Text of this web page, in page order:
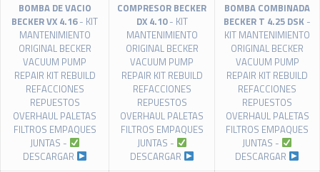
BOMBA DE VACIO
BECKER VX 4.16- KIT
MANTENIMIENTO
ORIGINAL BECKER
VACUUM PUMP
REPAIR KIT REBUILD
REFACCIONES
REPUESTOS
OVERHAUL PALETAS
FILTROS EMPAQUES
JUNTAS -
DESCARGAR
COMPRESOR BECKER
DX 4.10- KIT
MANTENIMIENTO
ORIGINAL BECKER
VACUUM PUMP
REPAIR KIT REBUILD
REFACCIONES
REPUESTOS
OVERHAUL PALETAS
FILTROS EMPAQUES
JUNTAS -
DESCARGAR
BOMBA COMBINADA
BECKER T 4.25 DSK -
KIT MANTENIMIENTO
ORIGINAL BECKER
VACUUM PUMP
REPAIR KIT REBUILD
REFACCIONES
REPUESTOS
OVERHAUL PALETAS
FILTROS EMPAQUES
JUNTAS -
DESCARGAR